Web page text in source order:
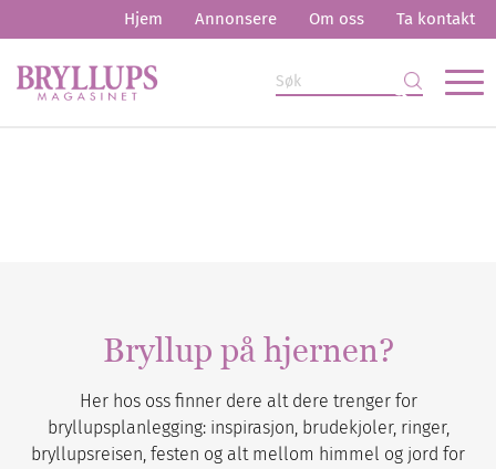
Hjem Annonsere Om oss Ta kontakt
Bryllup på hjernen?
Her hos oss finner dere alt dere trenger for
bryllupsplanlegging: inspirasjon, brudekjoler, ringer,
bryllupsreisen, festen og alt mellom himmel og jord for